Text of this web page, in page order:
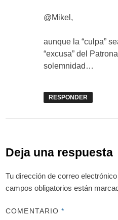
@Mikel,
aunque la “culpa”
“excusa” del
solemnidad…
RESPONDER
Deja una respuesta
Tu dirección de correo
campos obligatorios están
COMENTARIO*